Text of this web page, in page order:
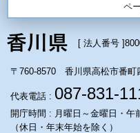
ペ
[ 法人番号 ]
〒760-8570 香川県高松市番町
代表電話 : 087-831-
開庁時間 : 月曜日～金曜日・午
（休日・年末年始を除く）